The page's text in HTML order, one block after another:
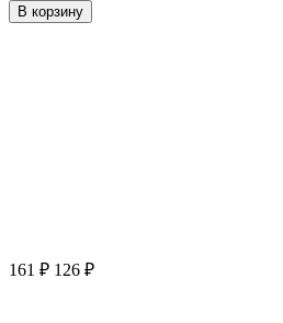
В корзину
161 ₽ 126 ₽